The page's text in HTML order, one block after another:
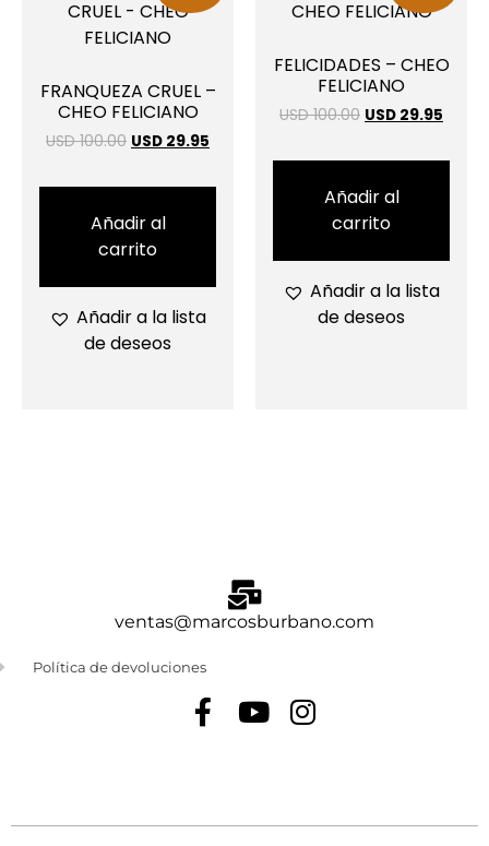
FRANQUEZA CRUEL –
CHEO FELICIANO
USD 100.00 USD 29.95
Añadir al
carrito
Añadir a la lista
de deseos
FELICIDADES – CHEO
FELICIANO
USD 100.00 USD 29.95
Añadir al
carrito
Añadir a la lista
de deseos
ventas@marcosburbano.com
Política de devoluciones